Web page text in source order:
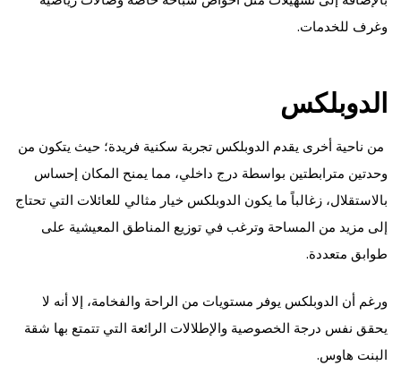
وغرف للخدمات.
الدوبلكس
من ناحية أخرى يقدم الدوبلكس تجربة سكنية فريدة؛ حيث يتكون من
وحدتين مترابطتين بواسطة درج داخلي، مما يمنح المكان إحساس
بالاستقلال، زغالباً ما يكون الدوبلكس خيار مثالي للعائلات التي تحتاج
إلى مزيد من المساحة وترغب في توزيع المناطق المعيشية على
طوابق متعددة.
ورغم أن الدوبلكس يوفر مستويات من الراحة والفخامة، إلا أنه لا
يحقق نفس درجة الخصوصية والإطلالات الرائعة التي تتمتع بها شقة
البنت هاوس.